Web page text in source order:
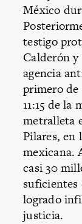
México
testigo
Calderón
agencia
primero de
11:15 de
metralleta
Pilares, en
mexicana.
casi 30
suficientes
logrado
justicia.